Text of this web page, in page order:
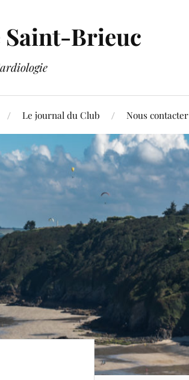
Saint-Brieuc
Le journal du Club Nous contacter